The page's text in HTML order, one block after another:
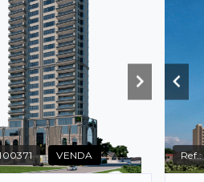
VENDA Ref.: